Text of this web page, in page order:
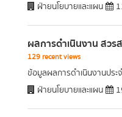
ฝ่ายนโยบายและแผน
ผลการดำเนินงาน สวร
129 recent views
ข้อมูลผลการดำเนินงานปร
ฝ่ายนโยบายและแผน